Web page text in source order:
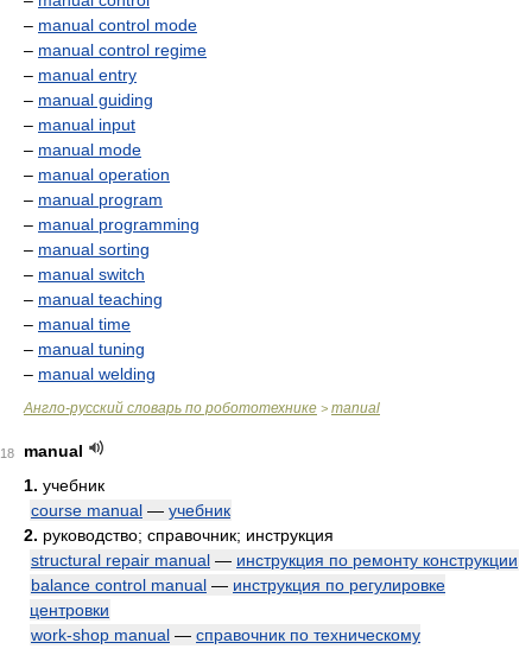
– manual control mode
– manual control regime
– manual entry
– manual guiding
– manual input
– manual mode
– manual operation
– manual program
– manual programming
– manual sorting
– manual switch
– manual teaching
– manual time
– manual tuning
– manual welding
Англо-русский словарь по робототехнике > manual
18
manual
1. учебник
course manual — учебник
2. руководство; справочник; инструкция
structural repair manual — инструкция по ремонту конструкции
balance control manual — инструкция по регулировке
центровки
work-shop manual — справочник по техническому